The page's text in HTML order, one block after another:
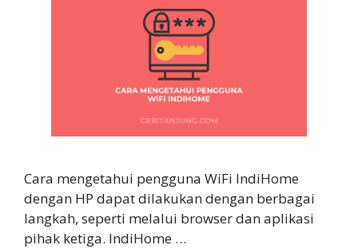
Cara mengetahui pengguna WiFi IndiHome
dengan HP dapat dilakukan dengan berbagai
langkah, seperti melalui browser dan aplikasi
pihak ketiga. IndiHome …